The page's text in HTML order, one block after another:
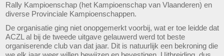
Rally Kampioenschap (het Kampioenschap van Vlaanderen) en
diverse Provinciale Kampioenschappen.
De organisatie ging niet onopgemerkt voorbij, wat er toe leidde dat
ACZL al bij de tweede uitgave gelauwerd werd tot beste
organiserende club van dat jaar. Dit is natuurlijk een bekroning die